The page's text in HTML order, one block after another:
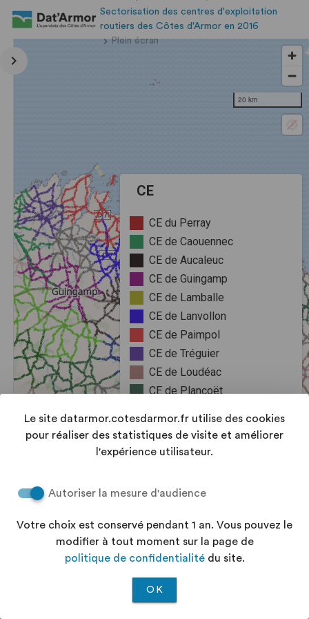
Sectorisation des centres d'exploitation
routiers des Côtes d'Armor en 2016
Plein écran
Le site datarmor.cotesdarmor.fr utilise des cookies
pour réaliser des statistiques de visite et améliorer
l'expérience utilisateur.
Autoriser la mesure d'audience
Votre choix est conservé pendant 1 an. Vous pouvez le
modifier à tout moment sur la page de
politique de confidentialitédu site.
OK